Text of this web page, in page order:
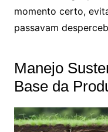
momento certo,
passavam
Manejo
Base da